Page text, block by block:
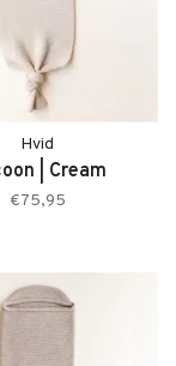
Hvid
| Cream
€75,95